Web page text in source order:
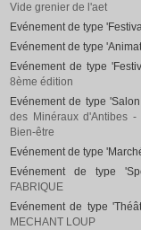
Vide grenier de l'aet
Evénement de type
Evénement de type
Evénement de type
8ème édition
Evénement de type
des Minéraux d'Antibes -
Bien-être
Evénement de type
Evénement de type
FABRIQUE
Evénement de type
MECHANT LOUP